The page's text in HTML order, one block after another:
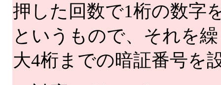
押した回数で1桁の数字
というもので、それを
大4桁までの暗証番号を